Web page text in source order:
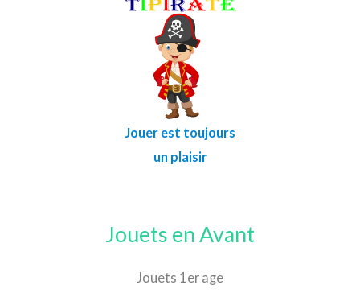
Jouer est toujours
un plaisir
Jouets en Avant
Jouets 1er age